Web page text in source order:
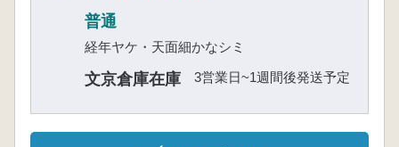
普通
経年ヤケ・天面細かなシミ
文京倉庫在庫 3営業日~1週間後発送予定